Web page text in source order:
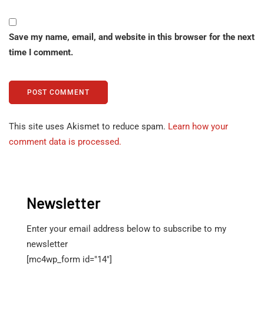
Save my name, email, and website in this browser for the next
time I comment.
This site uses Akismet to reduce spam. Learn how your
comment data is processed.
Newsletter
Enter your email address below to subscribe to my
newsletter
[mc4wp_form id="14"]